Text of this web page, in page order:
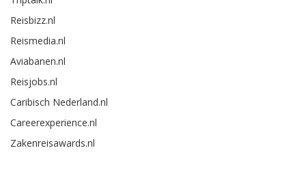
Reisbizz.nl
Reismedia.nl
Aviabanen.nl
Reisjobs.nl
Caribisch Nederland.nl
Careerexperience.nl
Zakenreisawards.nl